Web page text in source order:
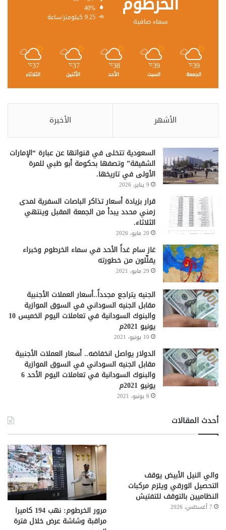
سماء صافية
40%
9.25 كيلومتر/ساعة
39
℃
الجمعة
39
℃
السبت
38
℃
الأحد
37
℃
الأثنين
37
℃
الثلاثاء
الأشهر الأخيرة
السعودية تتخلى في قنواتها عن عبارة “الإمارات
الشقيقة” وتصفها بحكومة أبو ظبي للمرة
الأولى في تاريخها.
9 يناير، 2026
قرار بزيادة أسعار تذاكر الباصات السفرية لمدى
زمني محدد يبدأ من الجمعة المقبل وينتهي
الثلاثاء.
20 مايو، 2026
غاز سام غداً الأحد في سماء الخرطوم وخبراء
يقلِّلون من خطورته
29 مايو، 2021
الجنيه يتراجع مجدداً..أسعار العملات الأجنبية
مقابل الجنيه السوداني في السوق الموازية
والبنوك السودانية في تعاملات اليوم الخميس 10
يونيو 2021م
10 يونيو، 2021
الدولار يواصل انخفاضه.. أسعار العملات الأجنبية
مقابل الجنيه السوداني في السوق الموازية
والبنوك السودانية في تعاملات اليوم الأحد 6
يونيو 2021م
6 يونيو، 2021
أحدث المقالات
والي النيل الأبيض يوقف
التحصيل الورقي ويلزم مركبات
النظاميين بالتوقف للتفتيش
7 أغسطس، 2026 مرور الخرطوم: نهب 194 كاميرا
مراقبة وشاشة عرض خلال فترة